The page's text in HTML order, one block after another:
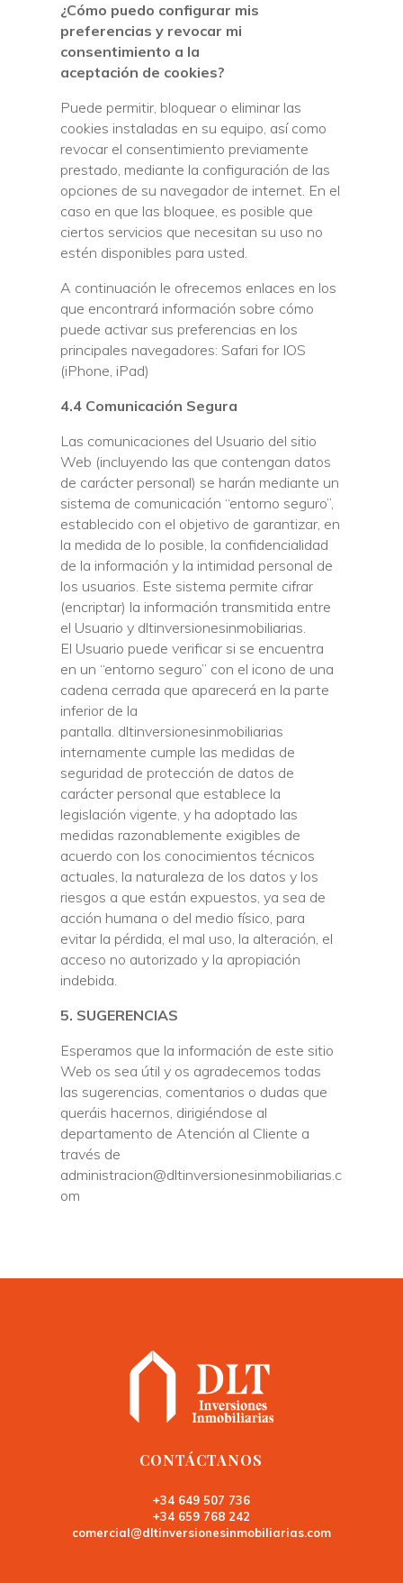
¿Cómo puedo configurar mis
preferencias y revocar mi
consentimiento a la
aceptación de cookies?
Puede permitir, bloquear o eliminar las
cookies instaladas en su equipo, así como
revocar el consentimiento previamente
prestado, mediante la configuración de las
opciones de su navegador de internet. En el
caso en que las bloquee, es posible que
ciertos servicios que necesitan su uso no
estén disponibles para usted.
A continuación le ofrecemos enlaces en los
que encontrará información sobre cómo
puede activar sus preferencias en los
principales navegadores: Safari for IOS
(iPhone, iPad)
4.4 Comunicación Segura
Las comunicaciones del Usuario del sitio
Web (incluyendo las que contengan datos
de carácter personal) se harán mediante un
sistema de comunicación “entorno seguro”,
establecido con el objetivo de garantizar, en
la medida de lo posible, la confidencialidad
de la información y la intimidad personal de
los usuarios. Este sistema permite cifrar
(encriptar) la información transmitida entre
el Usuario y dltinversionesinmobiliarias.
El Usuario puede verificar si se encuentra
en un “entorno seguro” con el icono de una
cadena cerrada que aparecerá en la parte
inferior de la
pantalla. dltinversionesinmobiliarias
internamente cumple las medidas de
seguridad de protección de datos de
carácter personal que establece la
legislación vigente, y ha adoptado las
medidas razonablemente exigibles de
acuerdo con los conocimientos técnicos
actuales, la naturaleza de los datos y los
riesgos a que están expuestos, ya sea de
acción humana o del medio físico, para
evitar la pérdida, el mal uso, la alteración, el
acceso no autorizado y la apropiación
indebida.
5. SUGERENCIAS
Esperamos que la información de este sitio
Web os sea útil y os agradecemos todas
las sugerencias, comentarios o dudas que
queráis hacernos, dirigiéndose al
departamento de Atención al Cliente a
través de
administracion@dltinversionesinmobiliarias.c
om
CONTÁCTANOS
+34 649 507 736
+34 659 768 242
comercial@dltinversionesinmobiliarias.com